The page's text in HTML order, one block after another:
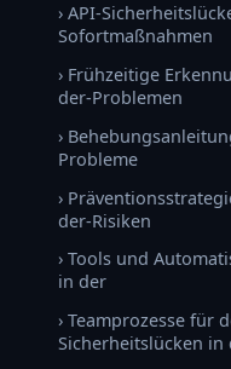
› API-
Sofortmaßnahmen
› Frühzeitige
der-Problemen
›
Probleme
›
der-Risiken
› Tools und
in der
› Teamprozesse für
Sicherheitslücken in